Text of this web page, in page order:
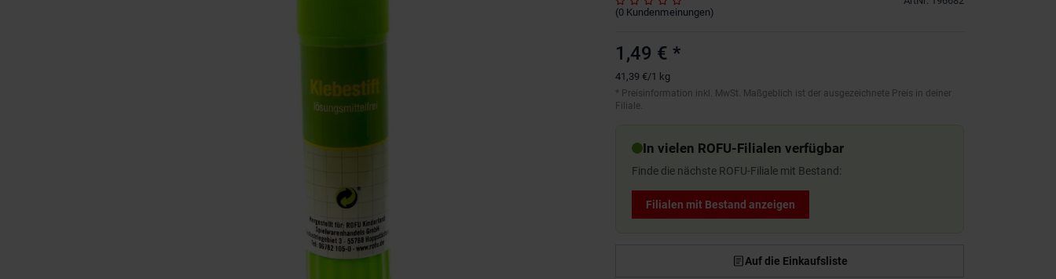
(0 Kundenmeinungen)
1,49 € *
41,39 €/1 kg
* Preisinformation inkl. MwSt. Maßgeblich ist der ausgezeichnete Preis in deiner
Filiale.
In vielen ROFU-Filialen verfügbar
Finde die nächste ROFU-Filiale mit Bestand:
Filialen mit Bestand anzeigen
Auf die Einkaufsliste